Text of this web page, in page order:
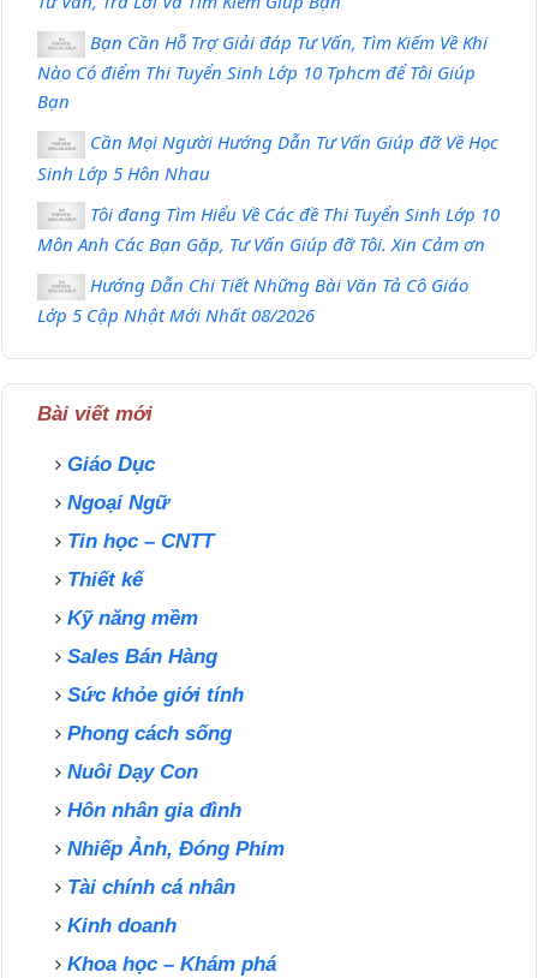
Bạn Cần Hỗ Trợ Giải đáp Tư Vấn, Tìm Kiếm Về Khi
Nào Có điểm Thi Tuyển Sinh Lớp 10 Tphcm để Tôi Giúp
Bạn
Cần Mọi Người Hướng Dẫn Tư Vấn Giúp đỡ Về Học
Sinh Lớp 5 Hôn Nhau
Tôi đang Tìm Hiểu Về Các đề Thi Tuyển Sinh Lớp 10
Môn Anh Các Bạn Gặp, Tư Vấn Giúp đỡ Tôi. Xin Cảm ơn
Hướng Dẫn Chi Tiết Những Bài Văn Tả Cô Giáo
Lớp 5 Cập Nhật Mới Nhất 08/2026
Bài viết mới
Giáo Dục
Ngoại Ngữ
Tin học – CNTT
Thiết kế
Kỹ năng mềm
Sales Bán Hàng
Sức khỏe giới tính
Phong cách sống
Nuôi Dạy Con
Hôn nhân gia đình
Nhiếp Ảnh, Đóng Phim
Tài chính cá nhân
Kinh doanh
Khoa học – Khám phá